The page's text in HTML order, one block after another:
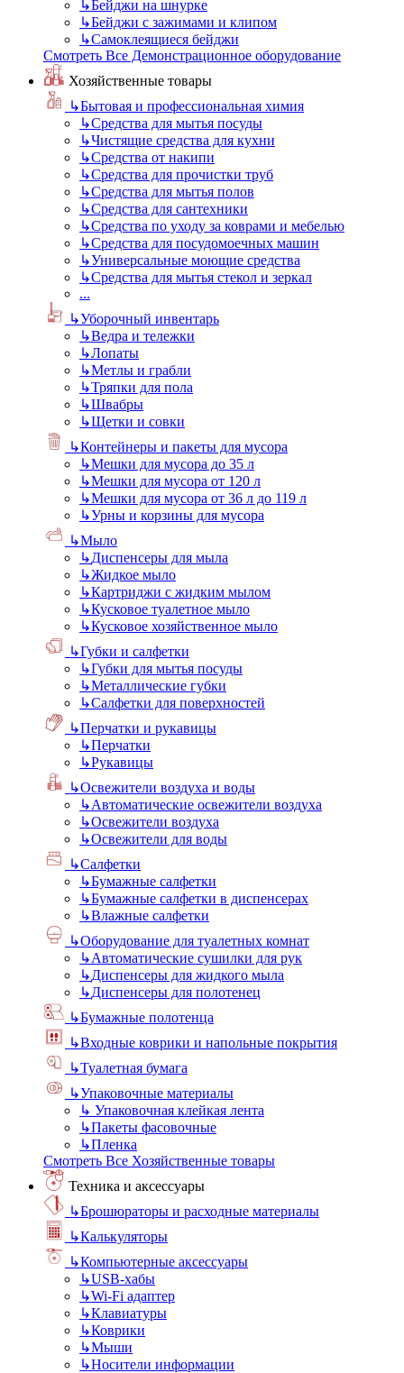
↳Бейджи на шнурке
↳Бейджи с зажимами и клипом
↳Самоклеящиеся бейджи
Смотреть Все Демонстрационное оборудование
Хозяйственные товары
↳Бытовая и профессиональная химия
↳Средства для мытья посуды
↳Чистящие средства для кухни
↳Средства от накипи
↳Средства для прочистки труб
↳Средства для мытья полов
↳Средства для сантехники
↳Средства по уходу за коврами и мебелью
↳Средства для посудомоечных машин
↳Универсальные моющие средства
↳Средства для мытья стекол и зеркал
...
↳Уборочный инвентарь
↳Ведра и тележки
↳Лопаты
↳Метлы и грабли
↳Тряпки для пола
↳Швабры
↳Щетки и совки
↳Контейнеры и пакеты для мусора
↳Мешки для мусора до 35 л
↳Мешки для мусора от 120 л
↳Мешки для мусора от 36 л до 119 л
↳Урны и корзины для мусора
↳Мыло
↳Диспенсеры для мыла
↳Жидкое мыло
↳Картриджи с жидким мылом
↳Кусковое туалетное мыло
↳Кусковое хозяйственное мыло
↳Губки и салфетки
↳Губки для мытья посуды
↳Металлические губки
↳Салфетки для поверхностей
↳Перчатки и рукавицы
↳Перчатки
↳Рукавицы
↳Освежители воздуха и воды
↳Автоматические освежители воздуха
↳Освежители воздуха
↳Освежители для воды
↳Салфетки
↳Бумажные салфетки
↳Бумажные салфетки в диспенсерах
↳Влажные салфетки
↳Оборудование для туалетных комнат
↳Автоматические сушилки для рук
↳Диспенсеры для жидкого мыла
↳Диспенсеры для полотенец
↳Бумажные полотенца
↳Входные коврики и напольные покрытия
↳Туалетная бумага
↳Упаковочные материалы
↳ Упаковочная клейкая лента
↳Пакеты фасовочные
↳Пленка
Смотреть Все Хозяйственные товары
Техника и аксессуары
↳Брошюраторы и расходные материалы
↳Калькуляторы
↳Компьютерные аксессуары
↳USB-хабы
↳Wi-Fi адаптер
↳Клавиатуры
↳Коврики
↳Мыши
↳Носители информации